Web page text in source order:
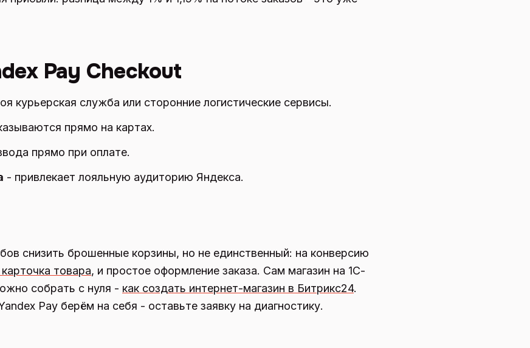
Pay Checkout
курьерская служба или сторонние логистические сервисы.
прямо на картах.
прямо при оплате.
- привлекает лояльную аудиторию Яндекса.
снизить брошенные корзины, но не единственный: на конверсию
товара, и простое оформление заказа. Сам магазин на 1С-
собрать с нуля - как создать интернет-магазин в Битрикс24.
Pay берём на себя - оставьте заявку на диагностику.